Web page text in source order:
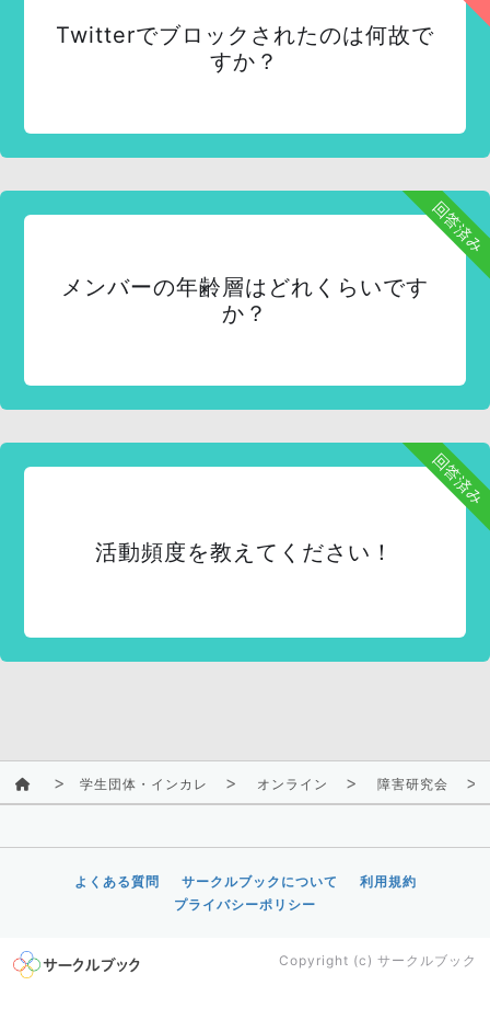
Twitterでブロックされたのは何故で
すか？
回答済み
メンバーの年齢層はどれくらいです
か？
回答済み
活動頻度を教えてください！
学生団体・インカレ オンライン 障害研究会
よくある質問 サークルブックについて
利用規約
プライバシーポリシー
Copyright (c) サークルブック